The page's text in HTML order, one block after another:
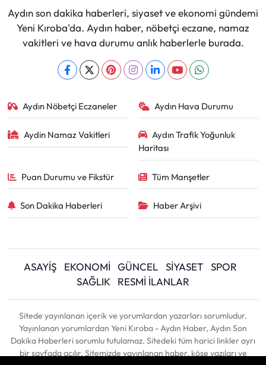
Aydın son dakika haberleri, siyaset ve ekonomi gündemi
Yeni Kıroba'da. Aydın haber, nöbetçi eczane, namaz
vakitleri ve hava durumu anlık haberlerle burada.
Aydın Nöbetçi Eczaneler Aydın Hava Durumu
Aydin Namaz Vakitleri
Aydın Trafik Yoğunluk
Haritası
Puan Durumu ve Fikstür Tüm Manşetler
Son Dakika Haberleri Haber Arşivi
ASAYİŞ EKONOMİ GÜNCEL SİYASET
SPOR
SAĞLIK
RESMİ İLANLAR
Sitede yayınlanan içerik ve yorumlardan yazarları sorumludur.
Yayınlanan yorumlardan Yeni Kıroba - Aydın Haber, Aydın Son
Dakika Haberleri sorumlu tutulamaz. Sitedeki tüm harici linkler ayrı
bir sayfada açılır. Sitemizde yayınlanan haber, köşe yazıları ve